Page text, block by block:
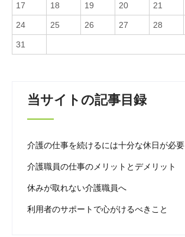
17 18 19 20 21
24 25 26 27 28
31
当サイトの記事目録
介護の仕事を続けるには十分な休日が必要
介護職員の仕事のメリットとデメリット
休みが取れない介護職員へ
利用者のサポートで心がけるべきこと